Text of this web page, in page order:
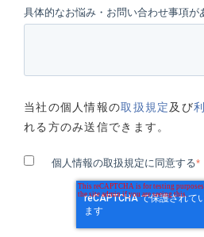
具体的なお悩み・お問い合わせ事項が
当社の個人情報の取扱規定及び
れる方のみ送信できます。
個人情報の取扱規定に同意する*